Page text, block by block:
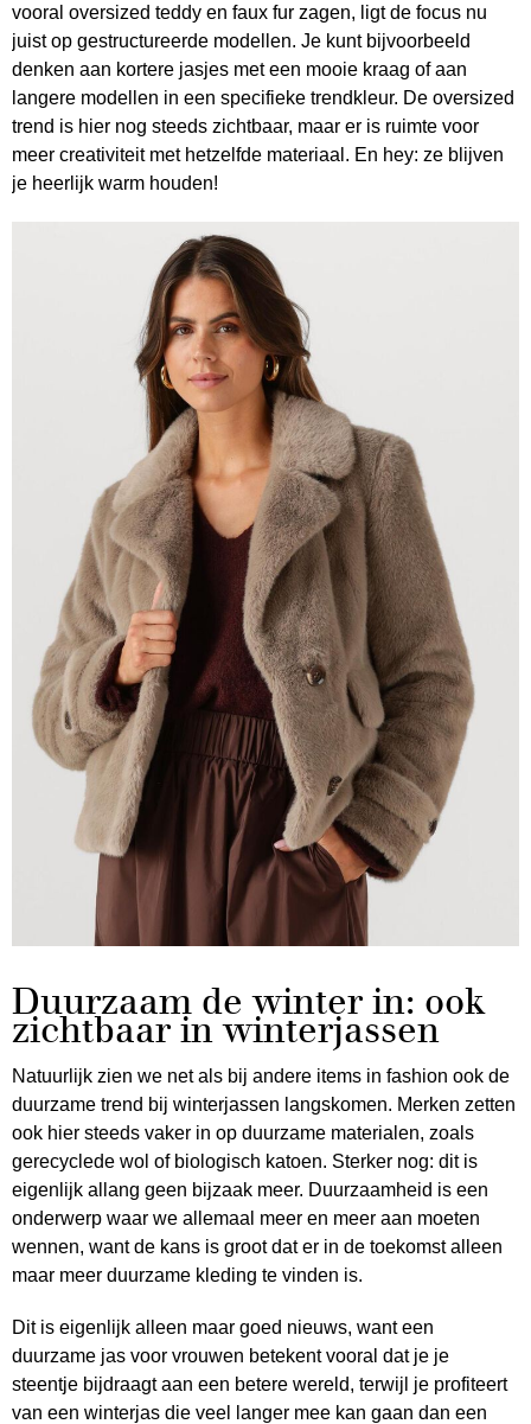
vooral oversized teddy en faux fur zagen, ligt de focus nu
juist op gestructureerde modellen. Je kunt bijvoorbeeld
denken aan kortere jasjes met een mooie kraag of aan
langere modellen in een specifieke trendkleur. De oversized
trend is hier nog steeds zichtbaar, maar er is ruimte voor
meer creativiteit met hetzelfde materiaal. En hey: ze blijven
je heerlijk warm houden!
Duurzaam de winter in: ook
zichtbaar in winterjassen
Natuurlijk zien we net als bij andere items in fashion ook de
duurzame trend bij winterjassen langskomen. Merken zetten
ook hier steeds vaker in op duurzame materialen, zoals
gerecyclede wol of biologisch katoen. Sterker nog: dit is
eigenlijk allang geen bijzaak meer. Duurzaamheid is een
onderwerp waar we allemaal meer en meer aan moeten
wennen, want de kans is groot dat er in de toekomst alleen
maar meer duurzame kleding te vinden is.
Dit is eigenlijk alleen maar goed nieuws, want een
duurzame jas voor vrouwen betekent vooral dat je je
steentje bijdraagt aan een betere wereld, terwijl je profiteert
van een winterjas die veel langer mee kan gaan dan een